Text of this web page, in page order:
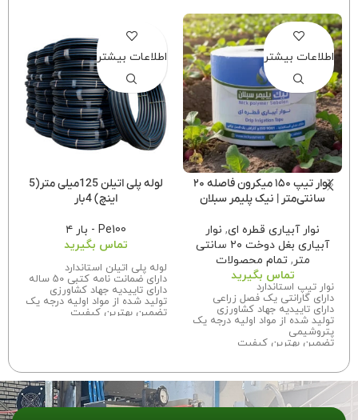
نوار تیپ ۱۵۰ میکرون فاصله ۲۰
سانتی‌متر | نیک پلیمر سبلان
نوار آبیاری قطره ای, نوار
آبیاری بغل دوخت ۲۰ سانتی
متر,تمام محصولات
تماس بگیرید
نوار تیپ استاندارد
دارای گارانتی یک فصل زراعی
دارای تاییدیه جهاد کشاورزی
تولید شده از مواد اولیه درجه یک
پتروشیمی
تضمین بهترین کیفیت
اطلاعات بیشتر
لوله پلی اتیلن 125میلی متر(5
اینچ) 4بار
Pe100 - بار ۴
تماس بگیرید
لوله پلی اتیلن استاندارد
دارای ضمانت نامه کتبی 50 ساله
دارای تاییدیه جهاد کشاورزی
تولید شده از مواد اولیه درجه یک
تضمین بهترین کیفیت
اطلاعات بیشتر